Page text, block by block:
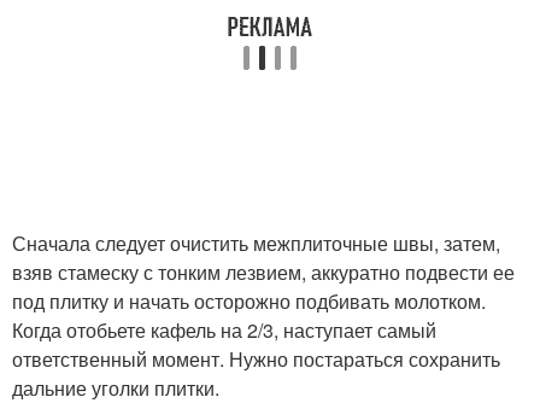
Сначала следует очистить межплиточные швы, затем,
взяв стамеску с тонким лезвием, аккуратно подвести ее
под плитку и начать осторожно подбивать молотком.
Когда отобьете кафель на 2/3, наступает самый
ответственный момент. Нужно постараться сохранить
дальние уголки плитки.